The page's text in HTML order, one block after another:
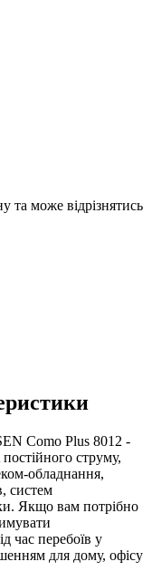
та може відрізнятись
Como Plus 8012 -
струму,
обладнання,
систем
Якщо вам потрібно
час перебоїв у
для дому, офісу